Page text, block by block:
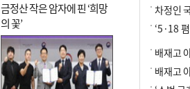
금정산 작은 암자에 핀 ‘희망
의 꽃’